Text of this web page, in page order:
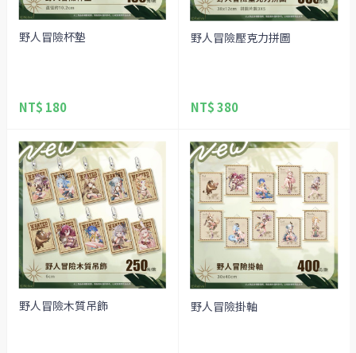
野人冒險杯墊
NT$ 180
野人冒險壓克力拼圖
NT$ 380
野人冒險木質吊飾 野人冒險掛軸